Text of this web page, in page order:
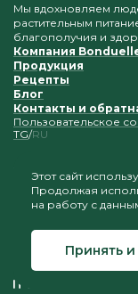
Мы вдохновляем
растительным
благополучия и
Компания
Продукция
Рецепты
Блог
Контакты и
Пользовательское
TG RU
Приветствуется
материалов при
© 2026 Bonduelle
Этот сайт
Продолжая
на работу с
Принять